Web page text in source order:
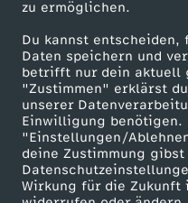
zu ermöglichen.
Du kannst entscheiden,
Daten speichern und
betrifft nur dein aktuell
"Zustimmen" erklärst
unserer
Einwilligung benötigen.
"Einstellungen/
deine Zustimmung
Wirkung für die Zukunft
D
U
d
e
ZDF goes Schule
Werbefernsehen
Mainzelmännchen